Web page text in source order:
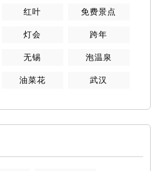
红叶 免费景点
灯会 跨年
无锡 泡温泉
油菜花 武汉